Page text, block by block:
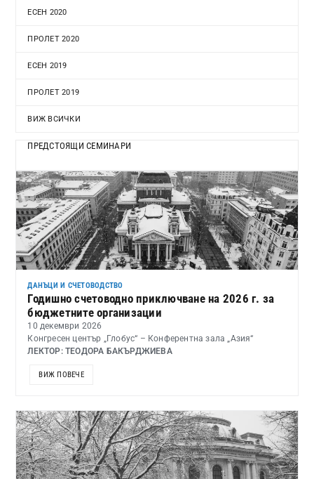
ЕСЕН 2020
ПРОЛЕТ 2020
ЕСЕН 2019
ПРОЛЕТ 2019
ВИЖ ВСИЧКИ
ПРЕДСТОЯЩИ СЕМИНАРИ
ДАНЪЦИ И СЧЕТОВОДСТВО
Годишно счетоводно приключване на 2026 г. за
бюджетните организации
10 декември 2026
Конгресен център „Глобус“ – Конферентна зала „Азия“
ЛЕКТОР: ТЕОДОРА БАКЪРДЖИЕВА
ВИЖ ПОВЕЧЕ